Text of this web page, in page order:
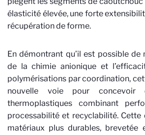
élasticité élevée, une forte
récupération de forme.
En démontrant qu’il est possible de
de la chimie anionique et
polymérisations par coordination,
nouvelle voie pour concevoir
thermoplastiques combinant
processabilité et recyclabilité. Cette
matériaux plus durables, brevetée